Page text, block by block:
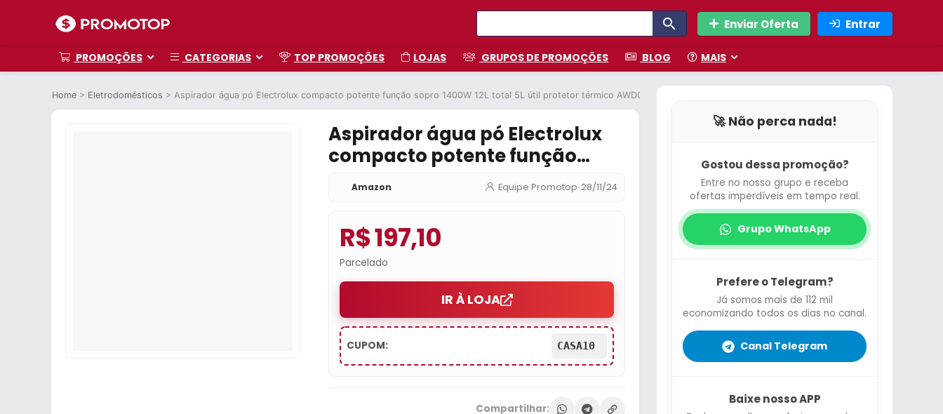
Enviar Oferta Entrar
PROMOÇÕES CATEGORIAS TOP PROMOÇÕES LOJAS GRUPOS DE PROMOÇÕES BLOG MAIS
Home > Eletrodomésticos > Aspirador água pó Electrolux compacto potente função sopro 1400W 12L total 5L útil protetor térmico AWD01
Aspirador água pó Electrolux
compacto potente função
sopro 1400W 12L total 5L útil
protetor térmico AWD01
Amazon Equipe Promotop•28/11/24
R$ 197,10
Parcelado
IR À LOJA
CUPOM: CASA10
Compartilhar:
🚀 Não perca nada!
Gostou dessa promoção?
Entre no nosso grupo e receba
ofertas imperdíveis em tempo real.
Grupo WhatsApp
Prefere o Telegram?
Já somos mais de 112 mil
economizando todos os dias no canal.
Canal Telegram
Baixe nosso APP